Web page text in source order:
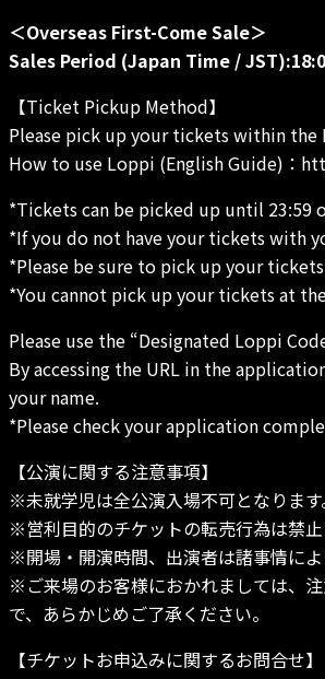
＜Overseas First-Come Sale＞
Sales Period (Japan Time /
【Ticket Pickup Method】
Please pick up your tickets within the
How to use Loppi (English Guide)：
*Tickets can be picked up until 23:59
*If you do not have your tickets with
*Please be sure to pick up your
*You cannot pick up your tickets at
Please use the “Designated Loppi
By accessing the URL in the
your name.
*Please check your application
【公演に関する注意事項】
※未就学児は全公演入場不可となります
※営利目的のチケットの転売行為は禁止
※開場・開演時間、出演者は諸事情に
※ご来場のお客様におかれましては、
で、あらかじめご了承ください。
【チケットお申込みに関するお問合せ】